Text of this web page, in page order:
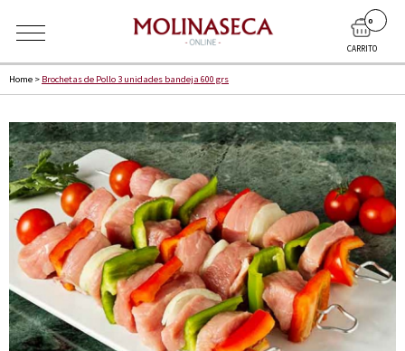
CARRITO
0
Home > Brochetas de Pollo 3 unidades bandeja 600 grs